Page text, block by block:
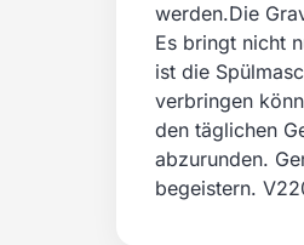
werden.Die
Es bringt nicht
ist die
verbringen
den täglichen
abzurunden.
begeistern.